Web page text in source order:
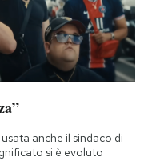
anche il sindaco di
si è evoluto